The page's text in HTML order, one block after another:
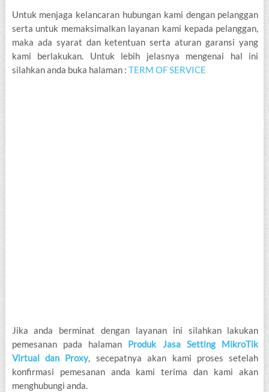
Untuk menjaga kelancaran hubungan kami dengan pelanggan
serta untuk memaksimalkan layanan kami kepada pelanggan,
maka ada syarat dan ketentuan serta aturan garansi yang
kami berlakukan. Untuk lebih jelasnya mengenai hal ini
silahkan anda buka halaman : TERM OF SERVICE
Jika anda berminat dengan layanan ini silahkan lakukan
pemesanan pada halaman Produk Jasa Setting MikroTik
Virtual dan Proxy, secepatnya akan kami proses setelah
konfirmasi pemesanan anda kami terima dan kami akan
menghubungi anda.